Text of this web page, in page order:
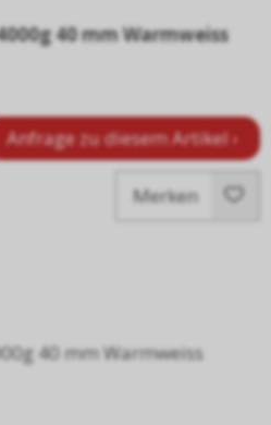
40 mm Warmweiss
Anfrage zu diesem Artikel ›
Merken
40 mm Warmweiss